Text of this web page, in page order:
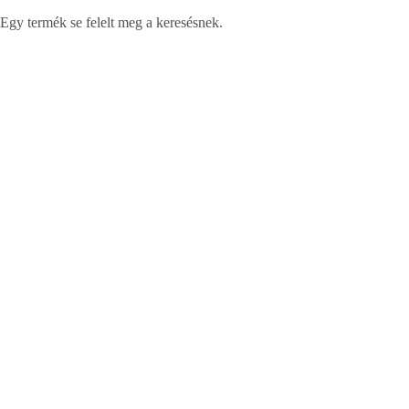
Egy termék se felelt meg a keresésnek.